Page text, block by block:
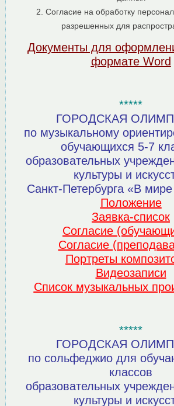
2. Согласие на обработку
разрешенных для
Документы для
формате Word
*****
ГОРОДСКАЯ
по музыкальному
обучающихся 5-7
образовательных
культуры и
Санкт-Петербурга «В
Положение
Заявка-список
Согласие
Согласие
Портреты
Видеозаписи
Список музыкальных
*****
ГОРОДСКАЯ
по сольфеджио для
классов
образовательных
культуры и